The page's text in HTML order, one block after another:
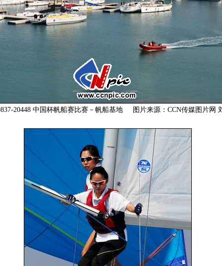
20448 中国杯帆船赛比赛－帆船基地 图片来源：CCN传媒图片网